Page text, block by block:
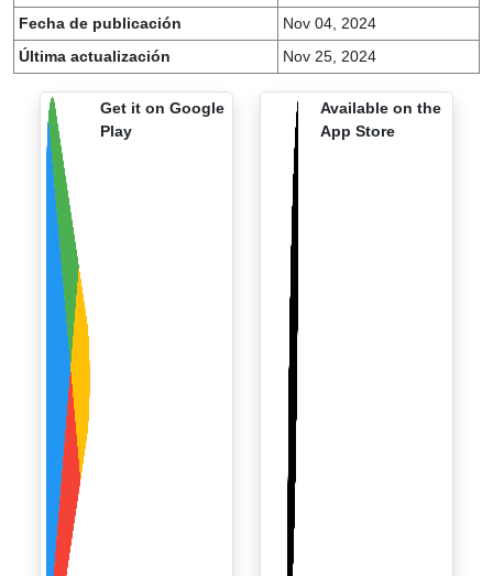
Fecha de publicación
Nov 04, 2024
Última actualización
Nov 25, 2024
Get it on Google
Play
Available on the
App Store